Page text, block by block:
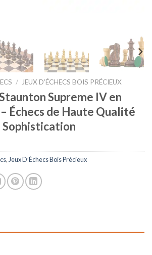
/ JEUX D’ÉCHECS BOIS PRÉCIEUX
Supreme IV en
Échecs de Haute Qualité
, Jeux D’Échecs Bois Précieux